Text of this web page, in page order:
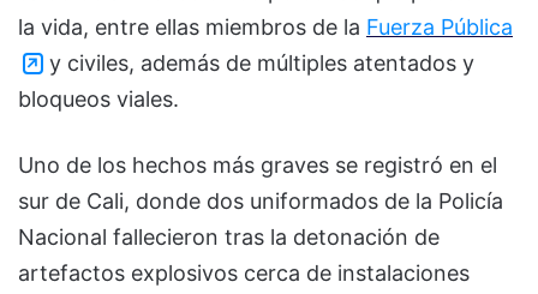
la vida, entre ellas miembros de la Fuerza Pública
y civiles, además de múltiples atentados y
bloqueos viales.
Uno de los hechos más graves se registró en el
sur de Cali, donde dos uniformados de la Policía
Nacional fallecieron tras la detonación de
artefactos explosivos cerca de instalaciones